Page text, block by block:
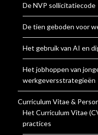
De NVP sollicitatiecode
De tien geboden voor
Het gebruik van AI en
Het jobhoppen van
werkgeversstrategieën
Curriculum Vitae &
Het Curriculum Vitae
practices